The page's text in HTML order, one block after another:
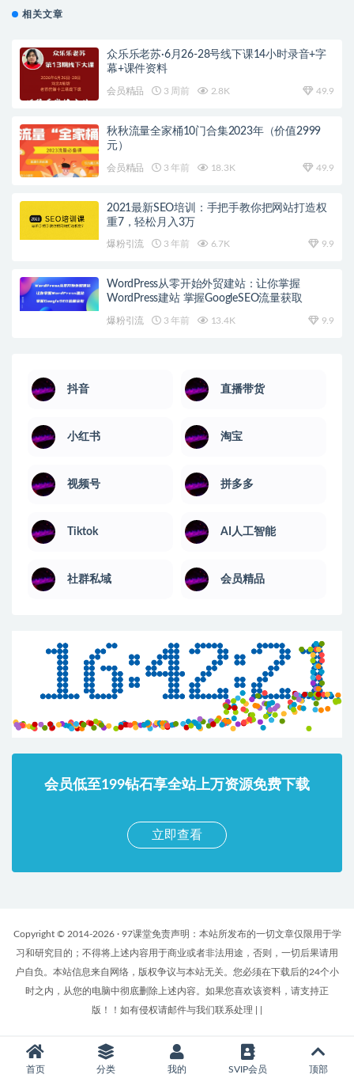
相关文章
众乐乐老苏·6月26-28号线下课14小时录音+字
幕+课件资料
会员精品 3 周前 2.8K 49.9
秋秋流量全家桶10门合集2023年（价值2999
元）
会员精品 3 年前 18.3K 49.9
2021最新SEO培训：手把手教你把网站打造权
重7，轻松月入3万
爆粉引流 3 年前 6.7K 9.9
WordPress从零开始外贸建站：让你掌握
WordPress建站 掌握GoogleSEO流量获取
爆粉引流 3 年前 13.4K 9.9
抖音 直播带货
小红书 淘宝
视频号 拼多多
Tiktok AI人工智能
社群私域 会员精品
会员低至199钻石享全站上万资源免费下载
立即查看
Copyright © 2014-2026 · 97课堂免责声明：本站所发布的一切文章仅限用于学
习和研究目的；不得将上述内容用于商业或者非法用途，否则，一切后果请用
户自负。本站信息来自网络，版权争议与本站无关。您必须在下载后的24个小
时之内，从您的电脑中彻底删除上述内容。如果您喜欢该资料，请支持正
版！！如有侵权请邮件与我们联系处理
首页 分类 我的 SVIP会员 顶部